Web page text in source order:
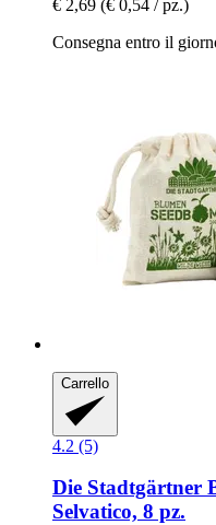
€ 2,69 (€ 0,54 / pz.)
Consegna entro il
Carrello
4.2 (5)
Die Stadtgärtner
Selvatico, 8 pz.